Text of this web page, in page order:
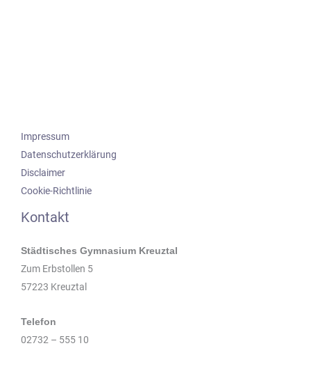
Impressum
Datenschutzerklärung
Disclaimer
Cookie-Richtlinie
Kontakt
Städtisches Gymnasium Kreuztal
Zum Erbstollen 5
57223 Kreuztal
Telefon
02732 – 555 10